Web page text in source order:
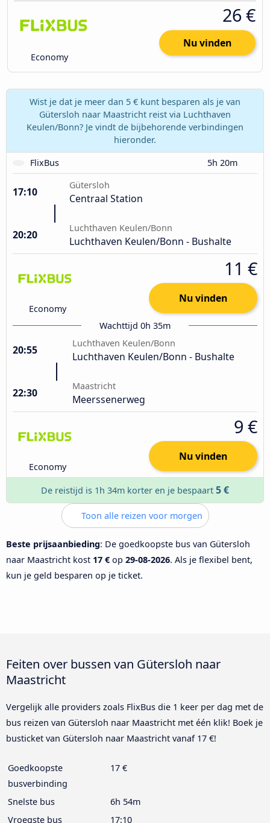
Economy
26 €
Nu vinden
Wist je dat je meer dan 5 € kunt besparen als je van
Gütersloh naar Maastricht reist via Luchthaven
Keulen/Bonn? Je vindt de bijbehorende verbindingen
hieronder.
FlixBus
5h 20m
17:10
Gütersloh
Centraal Station
20:20
Luchthaven Keulen/Bonn
Luchthaven Keulen/Bonn - Bushalte
Economy
11 €
Nu vinden
Wachttijd 0h 35m
20:55
Luchthaven Keulen/Bonn
Luchthaven Keulen/Bonn - Bushalte
22:30
Maastricht
Meerssenerweg
Economy
9 €
Nu vinden
De reistijd is 1h 34m korter en je bespaart 5 €
Toon alle reizen voor morgen
Beste prijsaanbieding: De goedkoopste bus van Gütersloh
naar Maastricht kost 17 € op 29-08-2026. Als je flexibel bent,
kun je geld besparen op je ticket.
Feiten over bussen van Gütersloh naar
Maastricht
Vergelijk alle providers zoals FlixBus die 1 keer per dag met de
bus reizen van Gütersloh naar Maastricht met één klik! Boek je
busticket van Gütersloh naar Maastricht vanaf 17 €!
Goedkoopste
busverbinding
17 €
Snelste bus
6h 54m
Vroegste bus
17:10